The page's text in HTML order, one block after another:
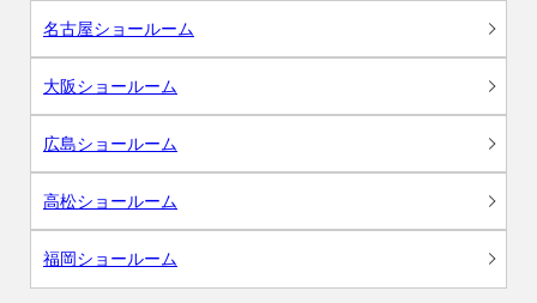
名古屋ショールーム
大阪ショールーム
広島ショールーム
高松ショールーム
福岡ショールーム